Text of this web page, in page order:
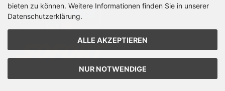
bieten zu können. Weitere Informationen finden Sie in unserer
Datenschutzerklärung.
ALLE AKZEPTIEREN
NUR NOTWENDIGE